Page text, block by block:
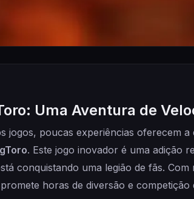
Uma Aventura de
jogos, poucas experiências oferecem
. Este jogo inovador é uma adição
conquistando uma legião de fãs.
horas de diversão e competição